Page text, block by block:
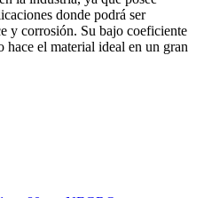
donde podrá ser
y corrosión. Su bajo coeficiente
hace el material ideal en un gran